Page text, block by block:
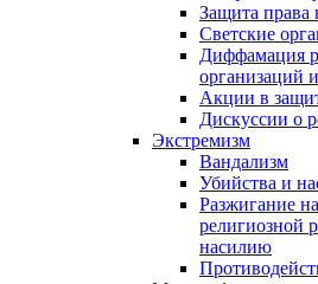
Защита права
Светские
Диффамация
организаций
Акции в
Дискуссии о
Экстремизм
Вандализм
Убийства и
Разжигание
религиозной
насилию